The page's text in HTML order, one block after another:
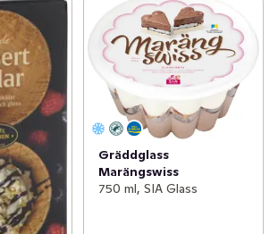
Gräddglass
Marängswiss
750 ml, SIA Glass